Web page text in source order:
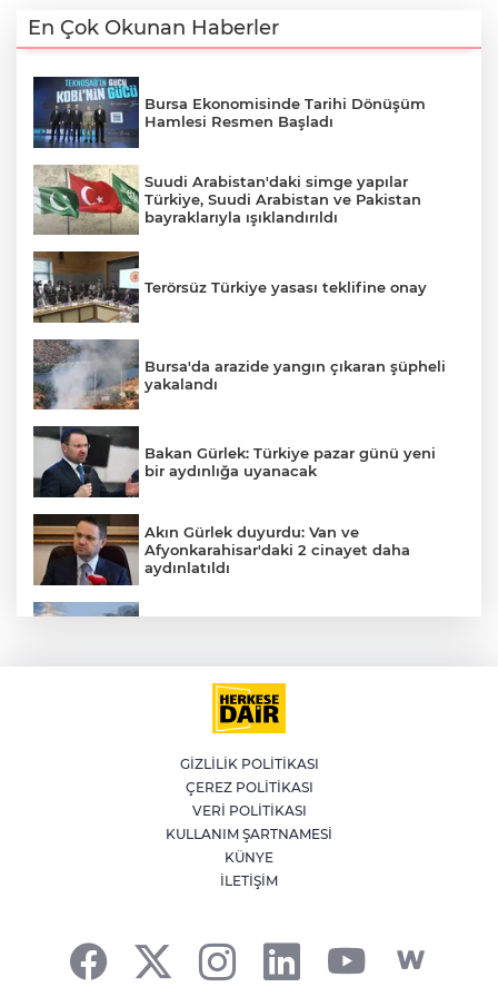
En Çok Okunan Haberler
Bursa Ekonomisinde Tarihi Dönüşüm
Hamlesi Resmen Başladı
Suudi Arabistan'daki simge yapılar
Türkiye, Suudi Arabistan ve Pakistan
bayraklarıyla ışıklandırıldı
Terörsüz Türkiye yasası teklifine onay
Bursa'da arazide yangın çıkaran şüpheli
yakalandı
Bakan Gürlek: Türkiye pazar günü yeni
bir aydınlığa uyanacak
Akın Gürlek duyurdu: Van ve
Afyonkarahisar'daki 2 cinayet daha
aydınlatıldı
İran'dan Müslümanlara kötü niyetli dış
güçlere karşı birleşme çağrısı
Kağıthane'de 104 kilogram uyuşturucu
ele geçirildi
GİZLİLİK POLİTİKASI
ÇEREZ POLİTİKASI
VERİ POLİTİKASI
KULLANIM ŞARTNAMESİ
KÜNYE
İLETİŞİM